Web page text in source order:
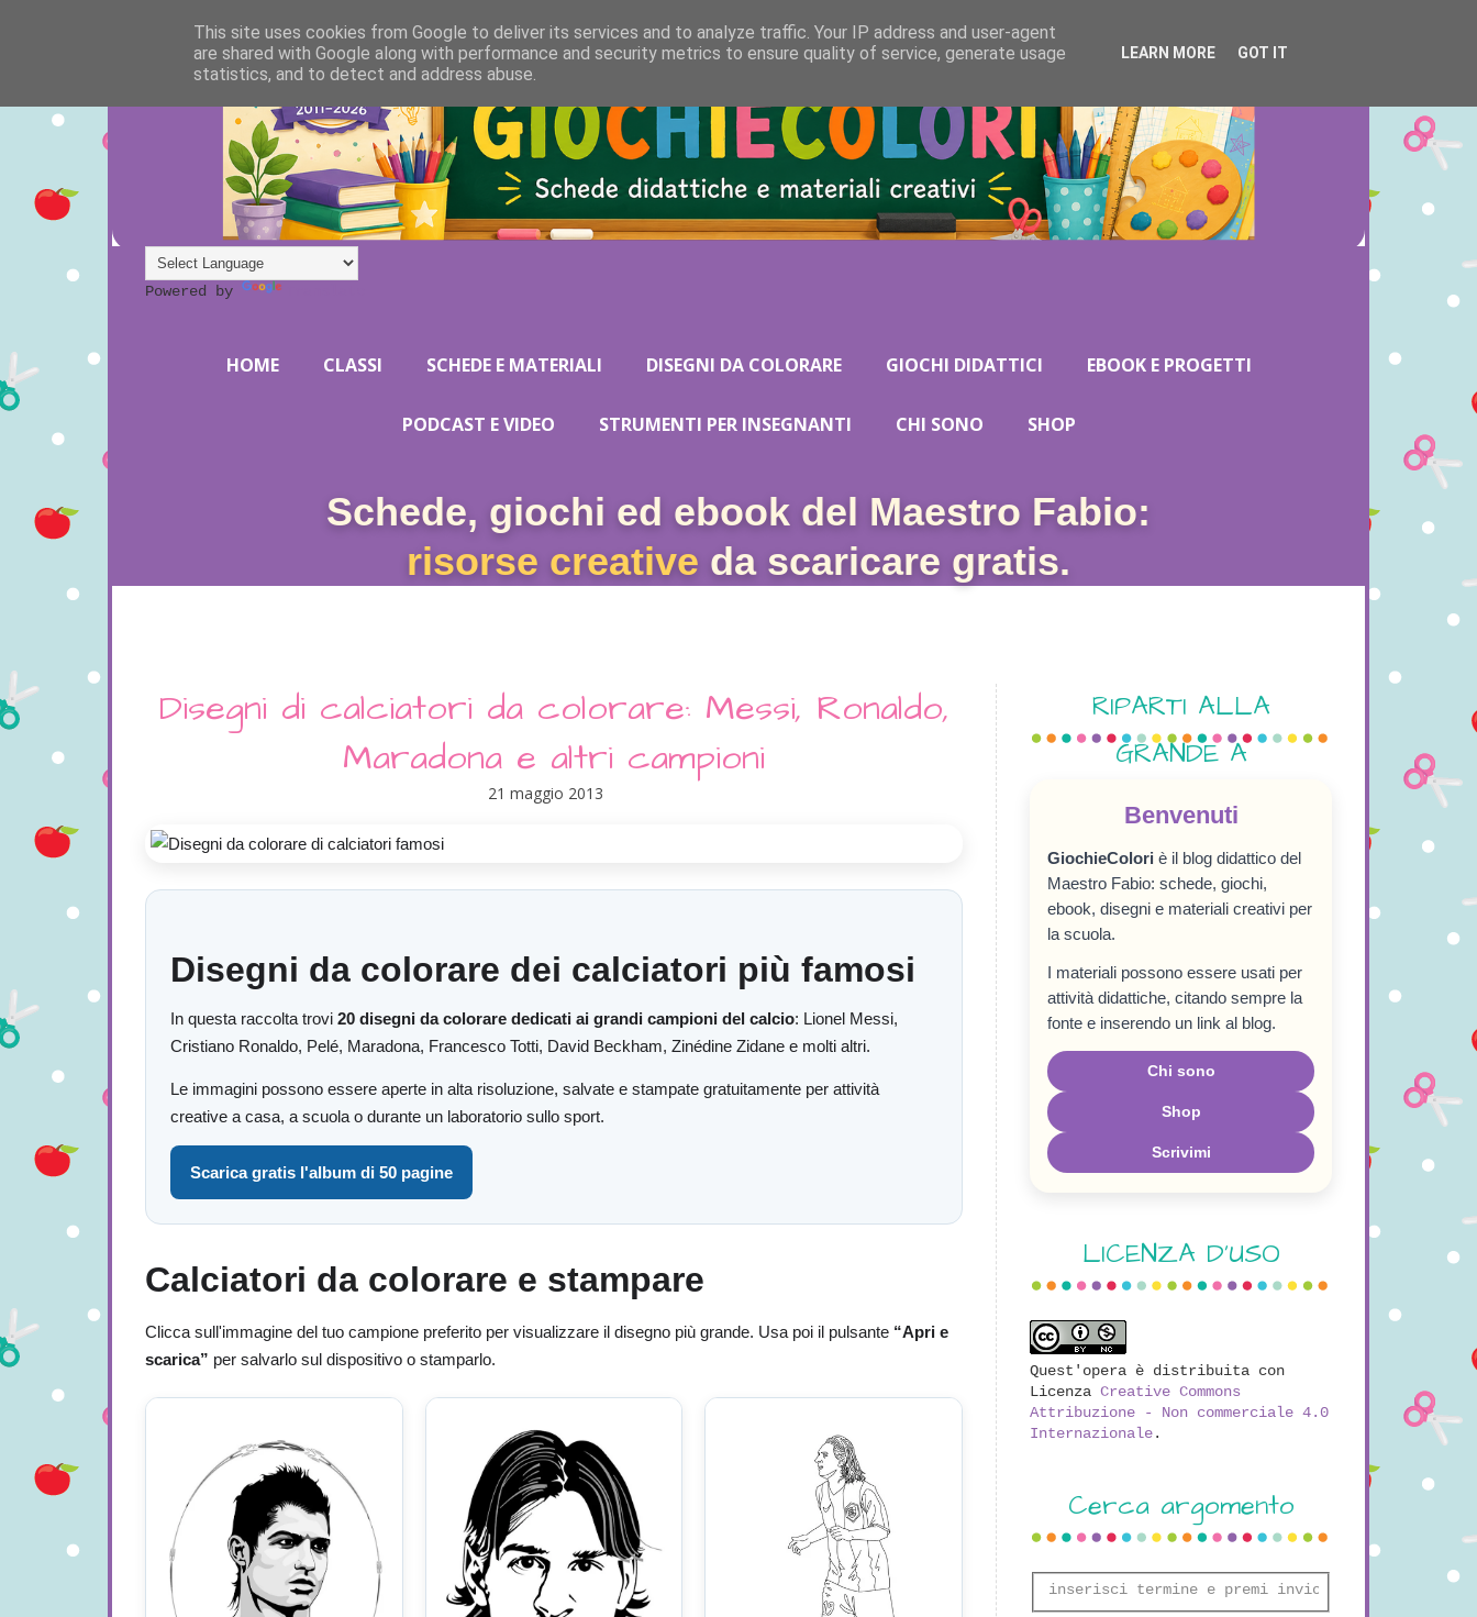
Powered by
HOME CLASSI SCHEDE E MATERIALI DISEGNI DA COLORARE GIOCHI DIDATTICI EBOOK E PROGETTI
PODCAST E VIDEO STRUMENTI PER INSEGNANTI CHI SONO SHOP
Schede, giochi ed ebook del Maestro Fabio:
risorse creative da scaricare gratis.
Disegni di calciatori da colorare: Messi, Ronaldo,
Maradona e altri campioni
21 maggio 2013
Disegni da colorare dei calciatori più famosi
In questa raccolta trovi 20 disegni da colorare dedicati ai grandi campioni del calcio: Lionel Messi,
Cristiano Ronaldo, Pelé, Maradona, Francesco Totti, David Beckham, Zinédine Zidane e molti altri.
Le immagini possono essere aperte in alta risoluzione, salvate e stampate gratuitamente per attività
creative a casa, a scuola o durante un laboratorio sullo sport.
Scarica gratis l'album di 50 pagine
Calciatori da colorare e stampare
Clicca sull'immagine del tuo campione preferito per visualizzare il disegno più grande. Usa poi il pulsante “Apri e
scarica” per salvarlo sul dispositivo o stamparlo.
RIPARTI ALLA
GRANDE A
SETTEMBRE!
Benvenuti
GiochieColori è il blog didattico del
Maestro Fabio: schede, giochi,
ebook, disegni e materiali creativi per
la scuola.
I materiali possono essere usati per
attività didattiche, citando sempre la
fonte e inserendo un link al blog.
Chi sono
Shop
Scrivimi
LICENZA D'USO
Quest'opera è distribuita con
Licenza Creative Commons
Attribuzione - Non commerciale 4.0
Internazionale.
Cerca argomento
This site uses cookies from Google to deliver its services and to analyze traffic. Your IP address and user-agent
are shared with Google along with performance and security metrics to ensure quality of service, generate usage
statistics, and to detect and address abuse.
LEARN MORE GOT IT